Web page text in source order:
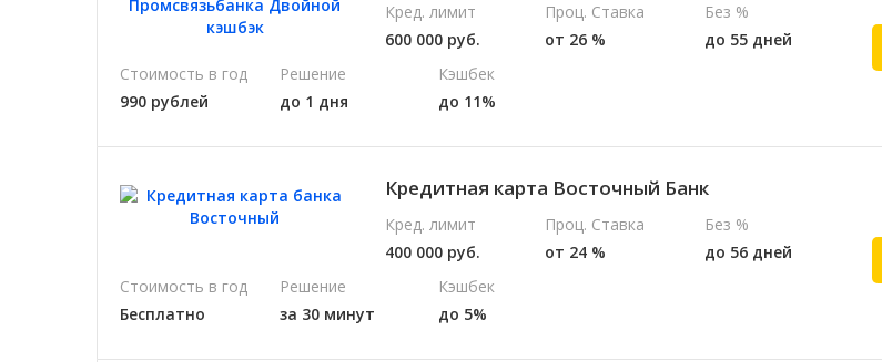
Кред. лимит
600 000 руб.
Проц. Ставка
от 26 %
Без %
до 55 дней
Стоимость в год
990 рублей
Решение
до 1 дня
Кэшбек
до 11%
Кредитная карта Восточный Банк
Кред. лимит
400 000 руб.
Проц. Ставка
от 24 %
Без %
до 56 дней
Стоимость в год
Бесплатно
Решение
за 30 минут
Кэшбек
до 5%